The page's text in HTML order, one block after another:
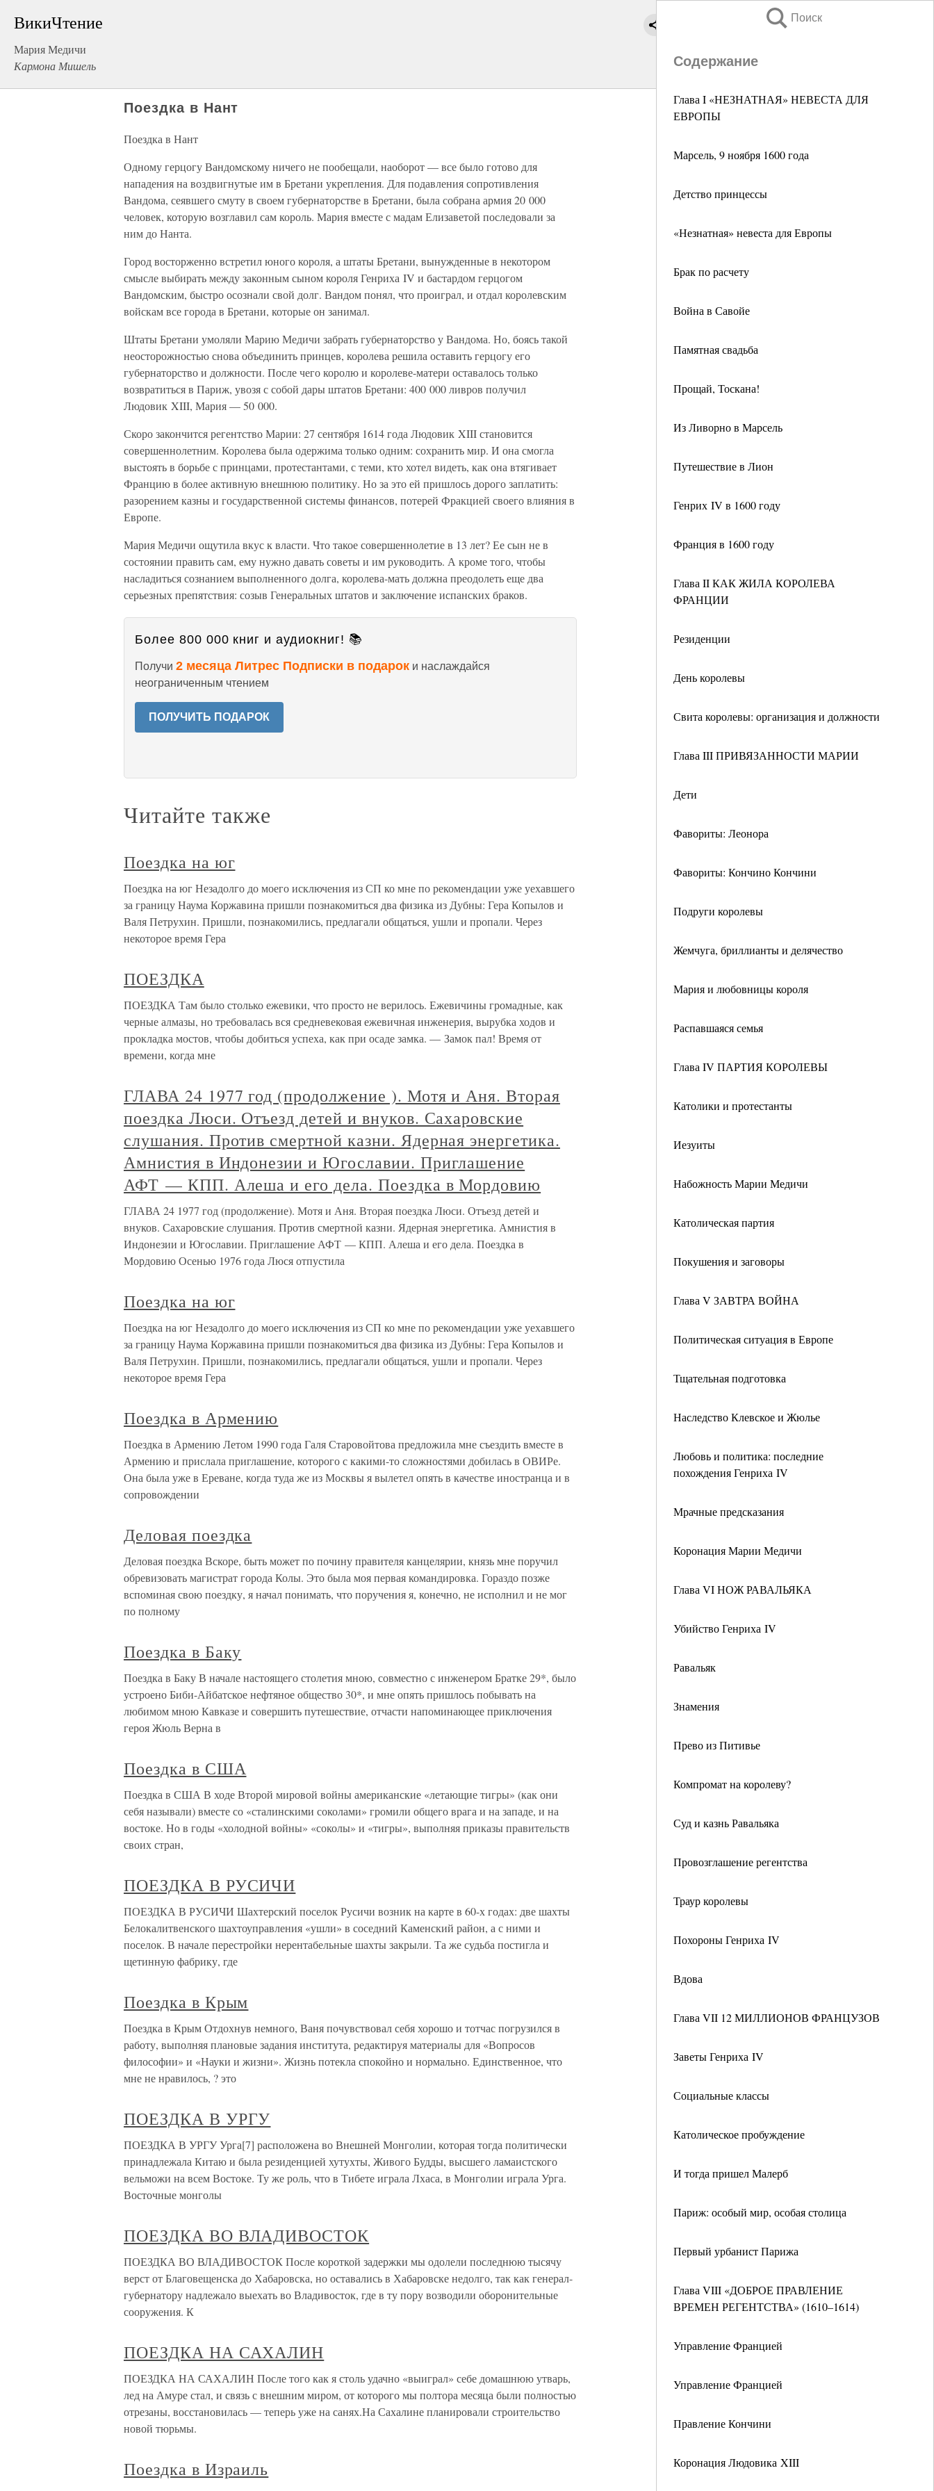
ВикиЧтение
Мария Медичи
Кармона Мишель
Поиск
Содержание
Глава I «НЕЗНАТНАЯ» НЕВЕСТА ДЛЯ
ЕВРОПЫ
Марсель, 9 ноября 1600 года
Детство принцессы
«Незнатная» невеста для Европы
Брак по расчету
Война в Савойе
Памятная свадьба
Прощай, Тоскана!
Из Ливорно в Марсель
Путешествие в Лион
Генрих IV в 1600 году
Франция в 1600 году
Глава II КАК ЖИЛА КОРОЛЕВА
ФРАНЦИИ
Резиденции
День королевы
Свита королевы: организация и должности
Глава III ПРИВЯЗАННОСТИ МАРИИ
Дети
Фавориты: Леонора
Фавориты: Кончино Кончини
Подруги королевы
Жемчуга, бриллианты и делячество
Мария и любовницы короля
Распавшаяся семья
Глава IV ПАРТИЯ КОРОЛЕВЫ
Католики и протестанты
Иезуиты
Набожность Марии Медичи
Католическая партия
Покушения и заговоры
Глава V ЗАВТРА ВОЙНА
Политическая ситуация в Европе
Тщательная подготовка
Наследство Клевское и Жюлье
Любовь и политика: последние
похождения Генриха IV
Мрачные предсказания
Коронация Марии Медичи
Глава VI НОЖ РАВАЛЬЯКА
Убийство Генриха IV
Равальяк
Знамения
Прево из Питивье
Компромат на королеву?
Суд и казнь Равальяка
Провозглашение регентства
Траур королевы
Похороны Генриха IV
Вдова
Глава VII 12 МИЛЛИОНОВ ФРАНЦУЗОВ
Заветы Генриха IV
Социальные классы
Католическое пробуждение
И тогда пришел Малерб
Париж: особый мир, особая столица
Первый урбанист Парижа
Глава VIII «ДОБРОЕ ПРАВЛЕНИЕ
ВРЕМЕН РЕГЕНТСТВА» (1610–1614)
Управление Францией
Управление Францией
Правление Кончини
Коронация Людовика XIII
Поездка в Нант
Поездка в Нант
Одному герцогу Вандомскому ничего не пообещали, наоборот — все было готово для
нападения на воздвигнутые им в Бретани укрепления. Для подавления сопротивления
Вандома, сеявшего смуту в своем губернаторстве в Бретани, была собрана армия 20 000
человек, которую возглавил сам король. Мария вместе с мадам Елизаветой последовали за
ним до Нанта.
Город восторженно встретил юного короля, а штаты Бретани, вынужденные в некотором
смысле выбирать между законным сыном короля Генриха IV и бастардом герцогом
Вандомским, быстро осознали свой долг. Вандом понял, что проиграл, и отдал королевским
войскам все города в Бретани, которые он занимал.
Штаты Бретани умоляли Марию Медичи забрать губернаторство у Вандома. Но, боясь такой
неосторожностью снова объединить принцев, королева решила оставить герцогу его
губернаторство и должности. После чего королю и королеве-матери оставалось только
возвратиться в Париж, увозя с собой дары штатов Бретани: 400 000 ливров получил
Людовик XIII, Мария — 50 000.
Скоро закончится регентство Марии: 27 сентября 1614 года Людовик XIII становится
совершеннолетним. Королева была одержима только одним: сохранить мир. И она смогла
выстоять в борьбе с принцами, протестантами, с теми, кто хотел видеть, как она втягивает
Францию в более активную внешнюю политику. Но за это ей пришлось дорого заплатить:
разорением казны и государственной системы финансов, потерей Фракцией своего влияния в
Европе.
Мария Медичи ощутила вкус к власти. Что такое совершеннолетие в 13 лет? Ее сын не в
состоянии править сам, ему нужно давать советы и им руководить. А кроме того, чтобы
насладиться сознанием выполненного долга, королева-мать должна преодолеть еще два
серьезных препятствия: созыв Генеральных штатов и заключение испанских браков.
Более 800 000 книг и аудиокниг! 📚
Получи 2 месяца Литрес Подписки в подарок и наслаждайся
неограниченным чтением
ПОЛУЧИТЬ ПОДАРОК
Читайте также
Поездка на юг
Поездка на юг Незадолго до моего исключения из СП ко мне по рекомендации уже уехавшего
за границу Наума Коржавина пришли познакомиться два физика из Дубны: Гера Копылов и
Валя Петрухин. Пришли, познакомились, предлагали общаться, ушли и пропали. Через
некоторое время Гера
ПОЕЗДКА
ПОЕЗДКА Там было столько ежевики, что просто не верилось. Ежевичины громадные, как
черные алмазы, но требовалась вся средневековая ежевичная инженерия, вырубка ходов и
прокладка мостов, чтобы добиться успеха, как при осаде замка. — Замок пал! Время от
времени, когда мне
ГЛАВА 24 1977 год (продолжение ). Мотя и Аня. Вторая
поездка Люси. Отъезд детей и внуков. Сахаровские
слушания. Против смертной казни. Ядерная энергетика.
Амнистия в Индонезии и Югославии. Приглашение
АФТ — КПП. Алеша и его дела. Поездка в Мордовию
ГЛАВА 24 1977 год (продолжение). Мотя и Аня. Вторая поездка Люси. Отъезд детей и
внуков. Сахаровские слушания. Против смертной казни. Ядерная энергетика. Амнистия в
Индонезии и Югославии. Приглашение АФТ — КПП. Алеша и его дела. Поездка в
Мордовию Осенью 1976 года Люся отпустила
Поездка на юг
Поездка на юг Незадолго до моего исключения из СП ко мне по рекомендации уже уехавшего
за границу Наума Коржавина пришли познакомиться два физика из Дубны: Гера Копылов и
Валя Петрухин. Пришли, познакомились, предлагали общаться, ушли и пропали. Через
некоторое время Гера
Поездка в Армению
Поездка в Армению Летом 1990 года Галя Старовойтова предложила мне съездить вместе в
Армению и прислала приглашение, которого с какими-то сложностями добилась в ОВИРе.
Она была уже в Ереване, когда туда же из Москвы я вылетел опять в качестве иностранца и в
сопровождении
Деловая поездка
Деловая поездка Вскоре, быть может по почину правителя канцелярии, князь мне поручил
обревизовать магистрат города Колы. Это была моя первая командировка. Гораздо позже
вспоминая свою поездку, я начал понимать, что поручения я, конечно, не исполнил и не мог
по полному
Поездка в Баку
Поездка в Баку В начале настоящего столетия мною, совместно с инженером Братке 29*, было
устроено Биби-Айбатское нефтяное общество 30*, и мне опять пришлось побывать на
любимом мною Кавказе и совершить путешествие, отчасти напоминающее приключения
героя Жюль Верна в
Поездка в США
Поездка в США В ходе Второй мировой войны американские «летающие тигры» (как они
себя называли) вместе со «сталинскими соколами» громили общего врага и на западе, и на
востоке. Но в годы «холодной войны» «соколы» и «тигры», выполняя приказы правительств
своих стран,
ПОЕЗДКА В РУСИЧИ
ПОЕЗДКА В РУСИЧИ Шахтерский поселок Русичи возник на карте в 60-х годах: две шахты
Белокалитвенского шахтоуправления «ушли» в соседний Каменский район, а с ними и
поселок. В начале перестройки нерентабельные шахты закрыли. Та же судьба постигла и
щетинную фабрику, где
Поездка в Крым
Поездка в Крым Отдохнув немного, Ваня почувствовал себя хорошо и тотчас погрузился в
работу, выполняя плановые задания института, редактируя материалы для «Вопросов
философии» и «Науки и жизни». Жизнь потекла спокойно и нормально. Единственное, что
мне не нравилось, ? это
ПОЕЗДКА В УРГУ
ПОЕЗДКА В УРГУ Урга[7] расположена во Внешней Монголии, которая тогда политически
принадлежала Китаю и была резиденцией хутухты, Живого Будды, высшего ламаистского
вельможи на всем Востоке. Ту же роль, что в Тибете играла Лхаса, в Монголии играла Урга.
Восточные монголы
ПОЕЗДКА ВО ВЛАДИВОСТОК
ПОЕЗДКА ВО ВЛАДИВОСТОК После короткой задержки мы одолели последнюю тысячу
верст от Благовещенска до Хабаровска, но оставались в Хабаровске недолго, так как генерал-
губернатору надлежало выехать во Владивосток, где в ту пору возводили оборонительные
сооружения. К
ПОЕЗДКА НА САХАЛИН
ПОЕЗДКА НА САХАЛИН После того как я столь удачно «выиграл» себе домашнюю утварь,
лед на Амуре стал, и связь с внешним миром, от которого мы полтора месяца были полностью
отрезаны, восстановилась — теперь уже на санях.На Сахалине планировали строительство
новой тюрьмы.
Поездка в Израиль